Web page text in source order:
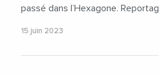
passé dans l’Hexagone.
15 juin 2023